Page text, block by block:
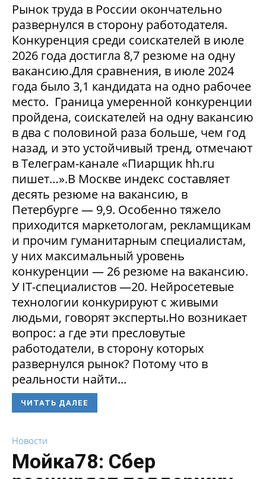
Рынок труда в России окончательно
развернулся в сторону работодателя.
Конкуренция среди соискателей в июле
2026 года достигла 8,7 резюме на одну
вакансию.Для сравнения, в июле 2024
года было 3,1 кандидата на одно рабочее
место. Граница умеренной конкуренции
пройдена, соискателей на одну вакансию
в два с половиной раза больше, чем год
назад, и это устойчивый тренд, отмечают
в Телеграм-канале «Пиарщик hh.ru
пишет…».В Москве индекс составляет
десять резюме на вакансию, в
Петербурге — 9,9. Особенно тяжело
приходится маркетологам, рекламщикам
и прочим гуманитарным специалистам,
у них максимальный уровень
конкуренции — 26 резюме на вакансию.
У IT-специалистов —20. Нейросетевые
технологии конкурируют с живыми
людьми, говорят эксперты.Но возникает
вопрос: а где эти пресловутые
работодатели, в сторону которых
развернулся рынок? Потому что в
реальности найти...
ЧИТАТЬ ДАЛЕЕ
Новости
Мойка78: Сбер